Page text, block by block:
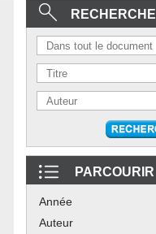
PARCOURIR
Année
Auteur